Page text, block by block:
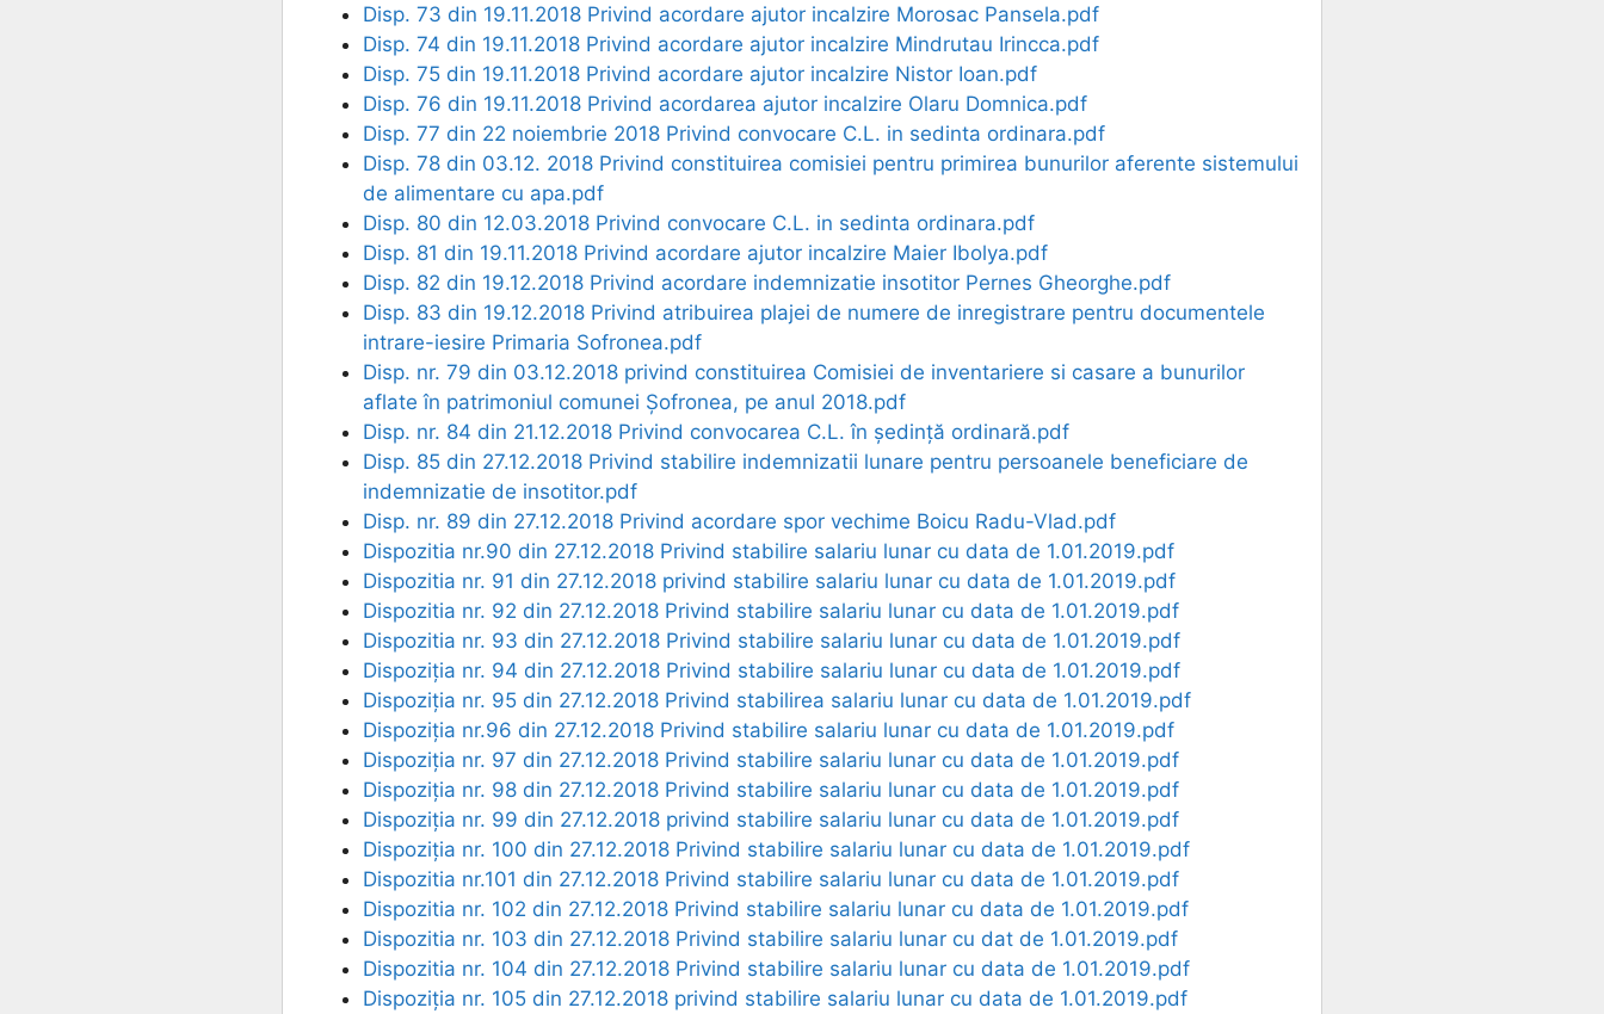
Disp. 73 din 19.11.2018 Privind acordare ajutor incalzire Morosac Pansela.pdf
Disp. 74 din 19.11.2018 Privind acordare ajutor incalzire Mindrutau Irincca.pdf
Disp. 75 din 19.11.2018 Privind acordare ajutor incalzire Nistor Ioan.pdf
Disp. 76 din 19.11.2018 Privind acordarea ajutor incalzire Olaru Domnica.pdf
Disp. 77 din 22 noiembrie 2018 Privind convocare C.L. in sedinta ordinara.pdf
Disp. 78 din 03.12. 2018 Privind constituirea comisiei pentru primirea bunurilor aferente sistemului
de alimentare cu apa.pdf
Disp. 80 din 12.03.2018 Privind convocare C.L. in sedinta ordinara.pdf
Disp. 81 din 19.11.2018 Privind acordare ajutor incalzire Maier Ibolya.pdf
Disp. 82 din 19.12.2018 Privind acordare indemnizatie insotitor Pernes Gheorghe.pdf
Disp. 83 din 19.12.2018 Privind atribuirea plajei de numere de inregistrare pentru documentele
intrare-iesire Primaria Sofronea.pdf
Disp. nr. 79 din 03.12.2018 privind constituirea Comisiei de inventariere si casare a bunurilor
aflate în patrimoniul comunei Șofronea, pe anul 2018.pdf
Disp. nr. 84 din 21.12.2018 Privind convocarea C.L. în ședință ordinară.pdf
Disp. 85 din 27.12.2018 Privind stabilire indemnizatii lunare pentru persoanele beneficiare de
indemnizatie de insotitor.pdf
Disp. nr. 89 din 27.12.2018 Privind acordare spor vechime Boicu Radu-Vlad.pdf
Dispozitia nr.90 din 27.12.2018 Privind stabilire salariu lunar cu data de 1.01.2019.pdf
Dispozitia nr. 91 din 27.12.2018 privind stabilire salariu lunar cu data de 1.01.2019.pdf
Dispozitia nr. 92 din 27.12.2018 Privind stabilire salariu lunar cu data de 1.01.2019.pdf
Dispozitia nr. 93 din 27.12.2018 Privind stabilire salariu lunar cu data de 1.01.2019.pdf
Dispoziția nr. 94 din 27.12.2018 Privind stabilire salariu lunar cu data de 1.01.2019.pdf
Dispoziția nr. 95 din 27.12.2018 Privind stabilirea salariu lunar cu data de 1.01.2019.pdf
Dispoziția nr.96 din 27.12.2018 Privind stabilire salariu lunar cu data de 1.01.2019.pdf
Dispoziția nr. 97 din 27.12.2018 Privind stabilire salariu lunar cu data de 1.01.2019.pdf
Dispoziția nr. 98 din 27.12.2018 Privind stabilire salariu lunar cu data de 1.01.2019.pdf
Dispoziția nr. 99 din 27.12.2018 privind stabilire salariu lunar cu data de 1.01.2019.pdf
Dispoziția nr. 100 din 27.12.2018 Privind stabilire salariu lunar cu data de 1.01.2019.pdf
Dispozitia nr.101 din 27.12.2018 Privind stabilire salariu lunar cu data de 1.01.2019.pdf
Dispozitia nr. 102 din 27.12.2018 Privind stabilire salariu lunar cu data de 1.01.2019.pdf
Dispozitia nr. 103 din 27.12.2018 Privind stabilire salariu lunar cu dat de 1.01.2019.pdf
Dispozitia nr. 104 din 27.12.2018 Privind stabilire salariu lunar cu data de 1.01.2019.pdf
Dispoziția nr. 105 din 27.12.2018 privind stabilire salariu lunar cu data de 1.01.2019.pdf